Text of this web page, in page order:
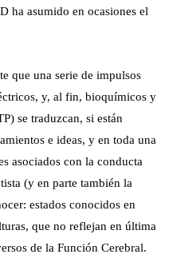
ha asumido en ocasiones el
que una serie de impulsos
y, al fin, bioquímicos y
se traduzcan, si están
e ideas, y en toda una
asociados con la conducta
(y en parte también la
estados conocidos en
que no reflejan en última
de la Función Cerebral.